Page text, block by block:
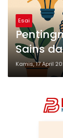
Esai
Sains
Kamis, 17 April